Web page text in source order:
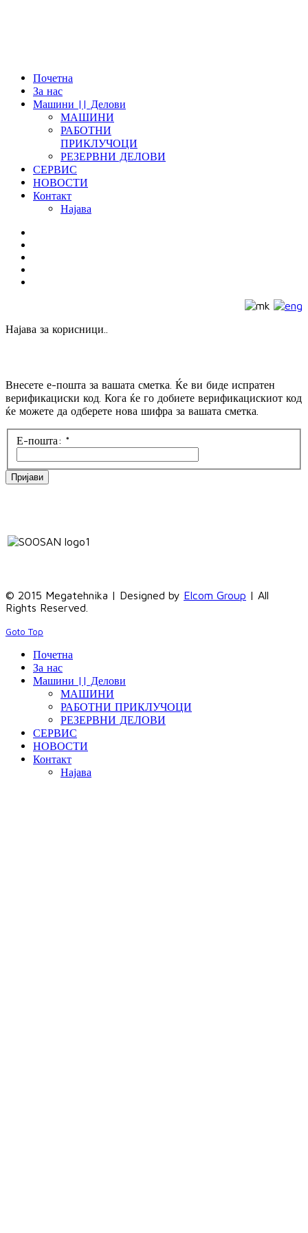
Почетна
За нас
Машини || Делови
МАШИНИ
РАБОТНИ
ПРИКЛУЧОЦИ
РЕЗЕРВНИ ДЕЛОВИ
СЕРВИС
НОВОСТИ
Контакт
Најава
Најава за корисници..
Внесете е-пошта за вашата сметка. Ќе ви биде испратен
верификациски код. Кога ќе го добиете верификацискиот код
ќе можете да одберете нова шифра за вашата сметка.
Е-пошта: *
Пријави
© 2015 Megatehnika | Designed by Elcom Group | All
Rights Reserved.
Goto Top
Почетна
За нас
Машини || Делови
МАШИНИ
РАБОТНИ ПРИКЛУЧОЦИ
РЕЗЕРВНИ ДЕЛОВИ
СЕРВИС
НОВОСТИ
Контакт
Најава